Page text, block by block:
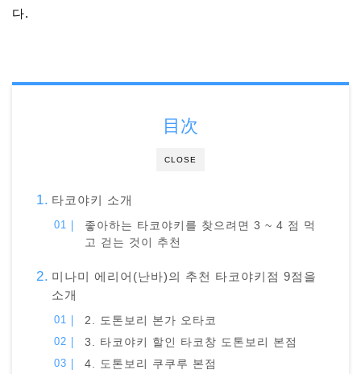
다.
CLOSE
目次
타코야키 소개
좋아하는 타코야키를 찾으려면 3 ~ 4 점 먹
고 걷는 것이 추천
미나미 에리어(난바)의 추천 타코야키점 9점을
소개
2. 도톤보리 본가 오타코
3. 타코야키 할인 타코창 도톤보리 본점
4. 도톤보리 쿠쿠루 본점